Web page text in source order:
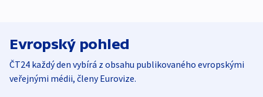
Evropský pohled
ČT24 každý den vybírá z obsahu publikovaného evropskými
veřejnými médii, členy Eurovize.